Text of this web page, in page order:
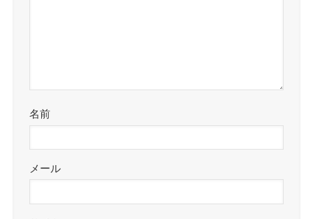
名前
メール